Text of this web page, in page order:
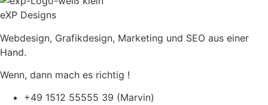
eXP Designs
Webdesign, Grafikdesign, Marketing und SEO aus einer
Hand.
Wenn, dann mach es richtig !
+49 1512 55555 39 (Marvin)